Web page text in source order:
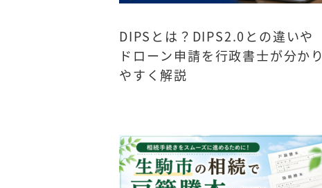
DIPSとは？DIPS2.0との違いや
ドローン申請を行政書士が分かり
やすく解説